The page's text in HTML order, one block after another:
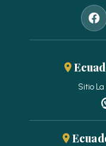
Sitio